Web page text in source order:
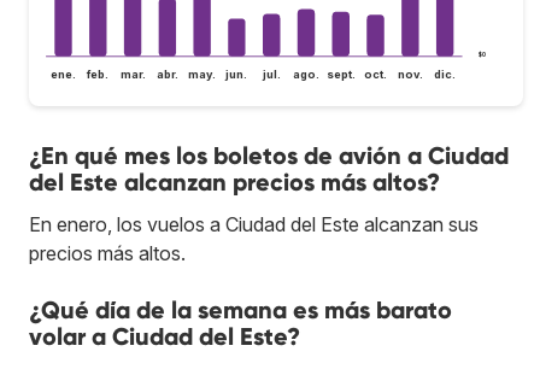
$0
ene. feb. mar. abr. may. jun. jul. ago. sept. oct. nov. dic.
¿En qué mes los boletos de avión a Ciudad
del Este alcanzan precios más altos?
En enero, los vuelos a Ciudad del Este alcanzan sus
precios más altos.
¿Qué día de la semana es más barato
volar a Ciudad del Este?